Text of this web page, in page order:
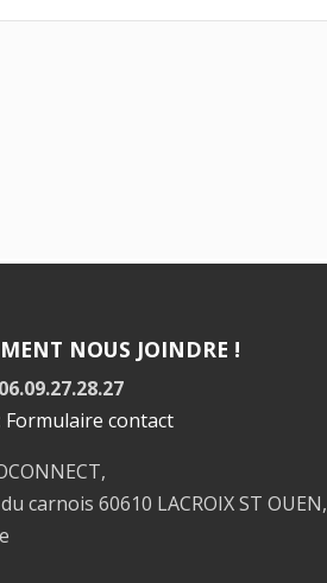
NOUS JOINDRE !
Formulaire contact
carnois 60610 LACROIX ST OUEN,